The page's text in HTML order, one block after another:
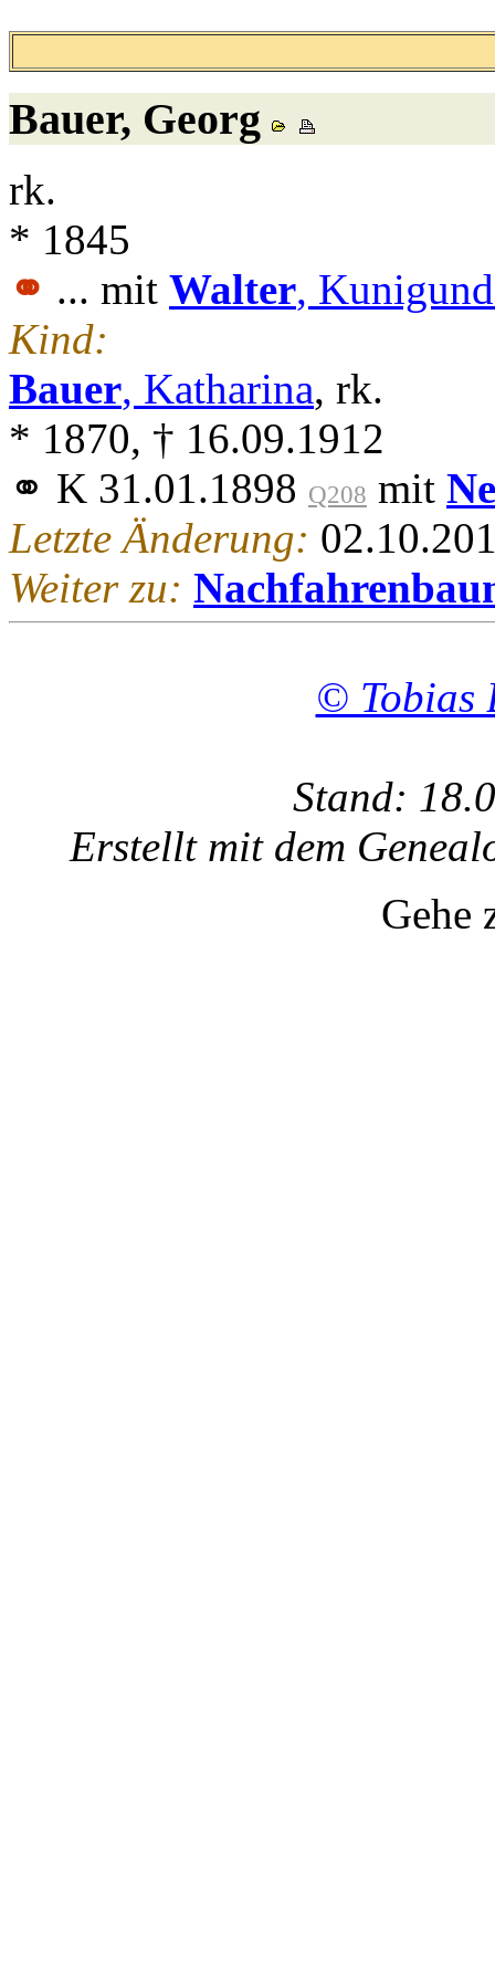
Bauer, Georg
rk.
* 1845
⚭ ... mit Walter,
Kind:
Bauer, Katharina, rk.
* 1870, † 16.09.1912
⚭ K 31.01.1898 Q208 mit
Letzte Änderung:
Weiter zu:
© Tobias
Stand:
Erstellt mit dem
Gehe